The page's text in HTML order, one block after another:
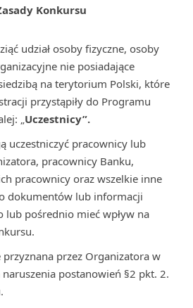
Konkursu
udział osoby fizyczne, osoby
nie posiadające
na terytorium Polski, które
przystąpiły do Programu
„Uczestnicy”.
uczestniczyć pracownicy lub
pracownicy Banku,
pracownicy oraz wszelkie inne
dokumentów lub informacji
lub pośrednio mieć wpływ na
przez Organizatora w
postanowień §2 pkt. 2.